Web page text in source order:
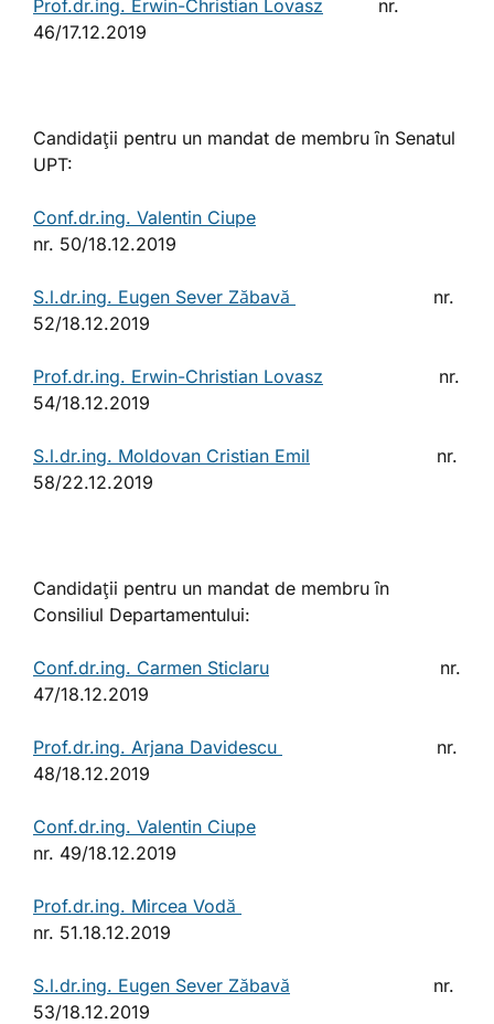
Prof.dr.ing. Erwin-Christian Lovasz nr.
46/17.12.2019
Candidaţii pentru un mandat de membru ȋn Senatul
UPT:
Conf.dr.ing. Valentin Ciupe
nr. 50/18.12.2019
S.l.dr.ing. Eugen Sever Zăbavă
nr.
52/18.12.2019
Prof.dr.ing. Erwin-Christian Lovasz nr.
54/18.12.2019
S.l.dr.ing. Moldovan Cristian Emil nr.
58/22.12.2019
Candidaţii pentru un mandat de membru ȋn
Consiliul Departamentului:
Conf.dr.ing. Carmen Sticlaru nr.
47/18.12.2019
Prof.dr.ing. Arjana Davidescu
nr.
48/18.12.2019
Conf.dr.ing. Valentin Ciupe
nr. 49/18.12.2019
Prof.dr.ing. Mircea Vodă
nr. 51.18.12.2019
S.l.dr.ing. Eugen Sever Zăbavă nr.
53/18.12.2019